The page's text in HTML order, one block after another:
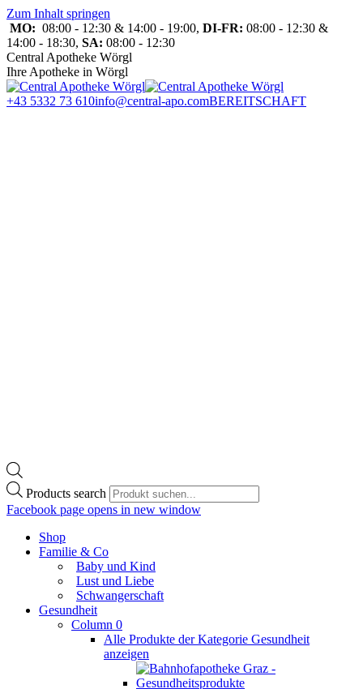
Zum Inhalt springen
MO: 08:00 - 12:30 & 14:00 - 19:00, DI-FR: 08:00 - 12:30 &
14:00 - 18:30, SA: 08:00 - 12:30
Central Apotheke Wörgl
Ihre Apotheke in Wörgl
+43 5332 73 610info@central-apo.comBEREITSCHAFT
Products search
Facebook page opens in new window
Shop
Familie & Co
Baby und Kind
Lust und Liebe
Schwangerschaft
Gesundheit
Column 0
Alle Produkte der Kategorie Gesundheit
anzeigen